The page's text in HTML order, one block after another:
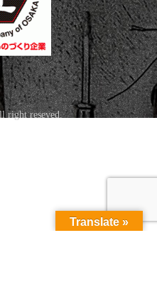
right reseved.
Translate »